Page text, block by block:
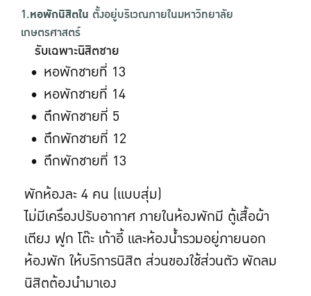
1.หอพักนิสิตใน ตั้งอยู่บริเวณภายในมหาวิทยาลัย
เกษตรศาสตร์
รับเฉพาะนิสิตชาย
หอพักชายที่ 13
หอพักชายที่ 14
ตึกพักชายที่ 5
ตึกพักชายที่ 12
ตึกพักชายที่ 13
พักห้องละ 4 คน (แบบสุ่ม)
ไม่มีเครื่องปรับอากาศ ภายในห้องพักมี ตู้เสื้อผ้า
เตียง ฟูก โต๊ะ เก้าอี้ และห้องน้ำรวมอยู่ภายนอก
ห้องพัก ให้บริการนิสิต ส่วนของใช้ส่วนตัว พัดลม
นิสิตต้องนำมาเอง